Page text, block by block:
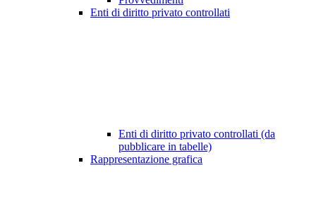
Enti di diritto privato controllati
Enti di diritto privato controllati (da
pubblicare in tabelle)
Rappresentazione grafica